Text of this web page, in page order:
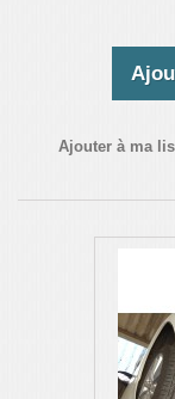
Ajouter à ma